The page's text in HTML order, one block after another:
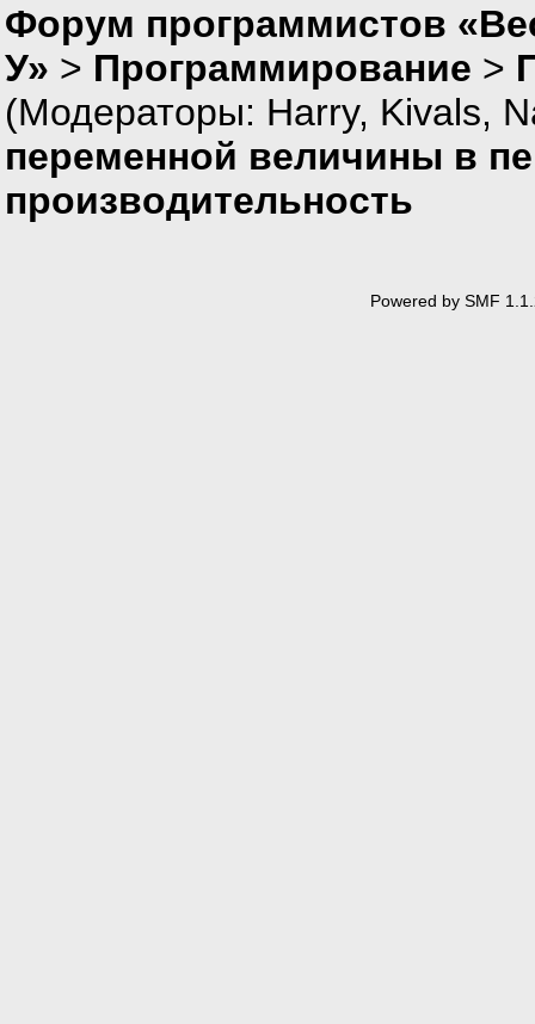
Форум программистов
У» > Программирование >
(Модераторы: Harry, Kivals,
переменной величины в
производительность
Powered by SMF